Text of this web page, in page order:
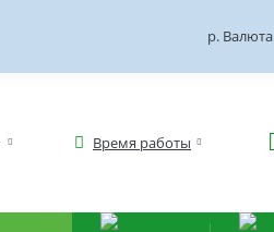
р. Валюта
Время работы